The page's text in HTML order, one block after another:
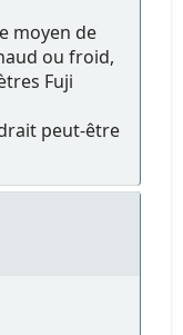
moyen de
ou froid,
Fuji
peut-être